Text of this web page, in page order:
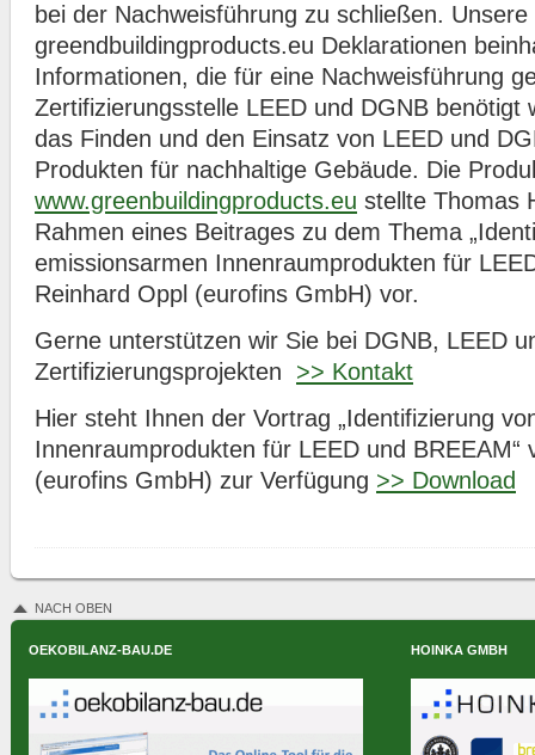
bei der Nachweisführung zu schließen. Unsere
greendbuildingproducts.eu Deklarationen
Informationen, die für eine Nachweisführung
Zertifizierungsstelle LEED und DGNB benötigt
das Finden und den Einsatz von LEED und
Produkten für nachhaltige Gebäude. Die
www.greenbuildingproducts.eu stellte Thomas
Rahmen eines Beitrages zu dem Thema
emissionsarmen Innenraumprodukten für
Reinhard Oppl (eurofins GmbH) vor.
Gerne unterstützen wir Sie bei DGNB, LEED
Zertifizierungsprojekten >> Kontakt
Hier steht Ihnen der Vortrag „Identifizierung
Innenraumprodukten für LEED und BREEAM“
(eurofins GmbH) zur Verfügung >> Download
NACH OBEN
OEKOBILANZ-BAU.DE HOINKA GMBH